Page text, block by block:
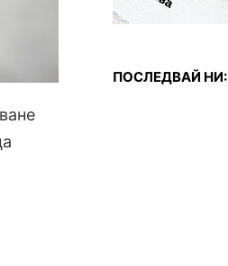
ПОСЛЕДВАЙ НИ: